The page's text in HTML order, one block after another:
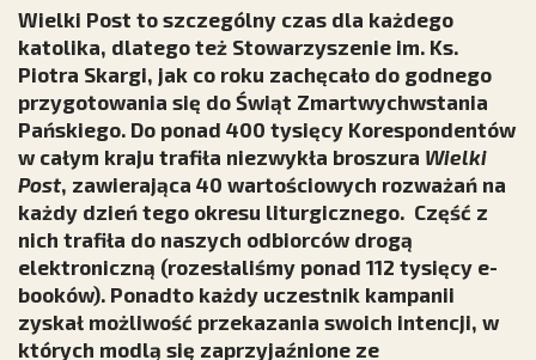
Wielki Post to szczególny czas dla każdego
katolika, dlatego też Stowarzyszenie im. Ks.
Piotra Skargi, jak co roku zachęcało do godnego
przygotowania się do Świąt Zmartwychwstania
Pańskiego. Do ponad 400 tysięcy Korespondentów
w całym kraju trafiła niezwykła broszura Wielki
Post, zawierająca 40 wartościowych rozważań na
każdy dzień tego okresu liturgicznego. Część z
nich trafiła do naszych odbiorców drogą
elektroniczną (rozesłaliśmy ponad 112 tysięcy e-
booków). Ponadto każdy uczestnik kampanii
zyskał możliwość przekazania swoich intencji, w
których modlą się zaprzyjaźnione ze